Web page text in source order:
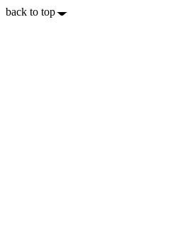
back to top